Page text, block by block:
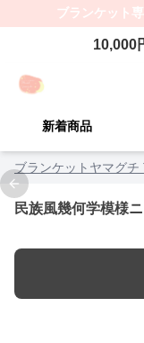
ブランケット
10,000
新着商品
ブランケットヤマグチ
Previous slide
民族風幾何学模様